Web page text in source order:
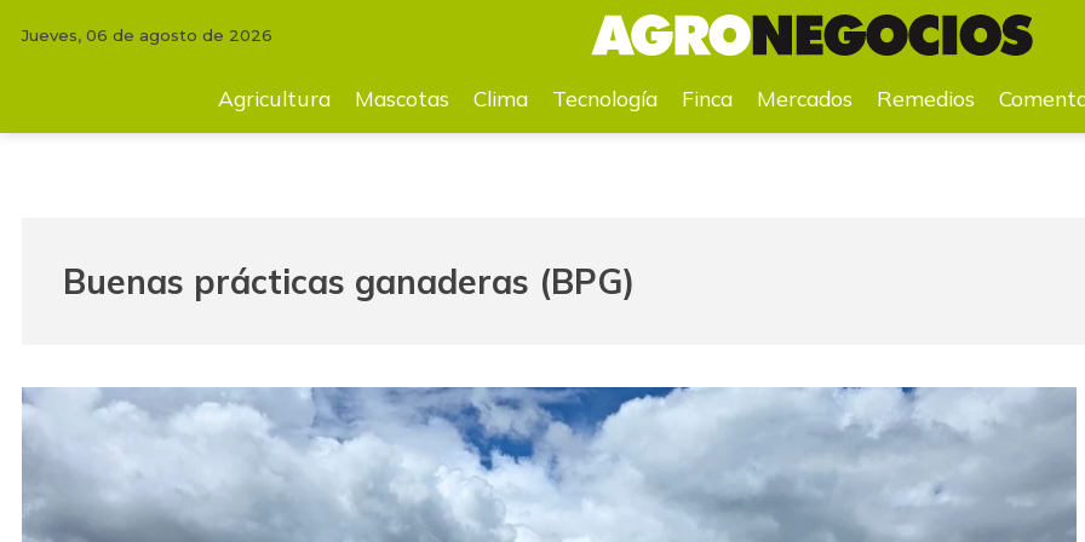
Mascotas Clima Tecnología Mercados Remedios Comentarios Agenda
Jueves, 06 de agosto de 2026
Agricultura Mascotas Clima Tecnología Finca Mercados Remedios
Buenas prácticas ganaderas (BPG)